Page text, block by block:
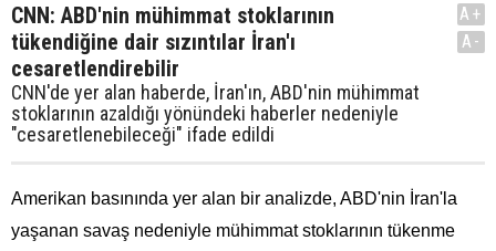
CNN: ABD'nin mühimmat stoklarının
tükendiğine dair sızıntılar İran'ı
cesaretlendirebilir
CNN'de yer alan haberde, İran'ın, ABD'nin mühimmat
stoklarının azaldığı yönündeki haberler nedeniyle
"cesaretlenebileceği" ifade edildi
A+
A-
Amerikan basınında yer alan bir analizde, ABD'nin İran'la
yaşanan savaş nedeniyle mühimmat stoklarının tükenme